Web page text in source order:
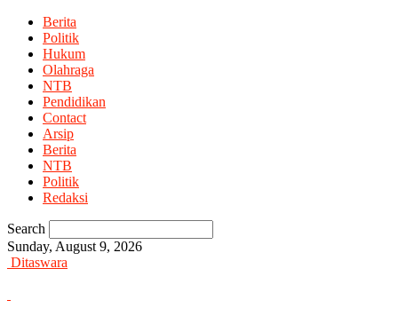
Berita
Politik
Hukum
Olahraga
NTB
Pendidikan
Contact
Arsip
Berita
NTB
Politik
Redaksi
Search
Sunday, August 9, 2026
Ditaswara